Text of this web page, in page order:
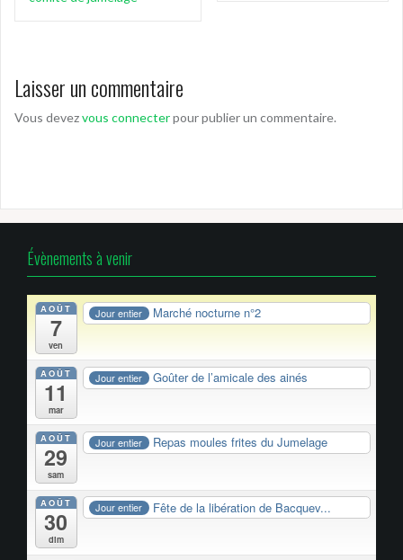
Laisser un commentaire
Vous devezvous connecterpour publier un commentaire.
Évènements à venir
AOÛT
7
ven
Jour entier Marché nocturne n°2
AOÛT
11
mar
Jour entier Goûter de l’amicale des ainés
AOÛT
29
sam
Jour entier Repas moules frites du Jumelage
AOÛT
30
dim
Jour entier Fête de la libération de Bacquev...